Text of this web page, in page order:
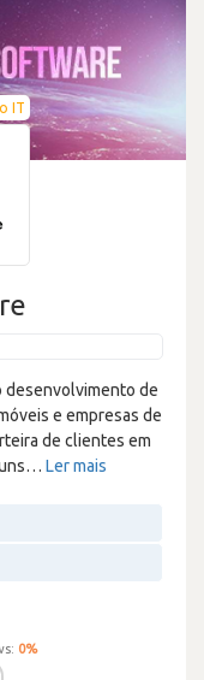
IT
desenvolvimento de
e empresas de
de clientes em
… Ler mais
0%